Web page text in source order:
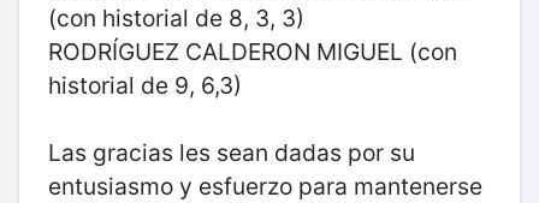
(con historial de 8, 3, 3)
RODRÍGUEZ CALDERON MIGUEL (con
historial de 9, 6,3)
Las gracias les sean dadas por su
entusiasmo y esfuerzo para mantenerse